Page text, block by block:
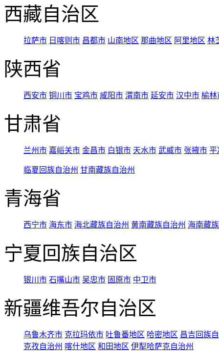
西藏自治区
拉萨市 日喀则市 昌都市 山南地区 那曲地区 阿里地区 林
陕西省
西安市 铜川市 宝鸡市 咸阳市 渭南市 延安市 汉中市 榆林
甘肃省
兰州市 嘉峪关市 金昌市 白银市 天水市 武威市 张掖市 平
临夏回族自治州 甘南藏族自治州
青海省
西宁市 海东市 海北藏族自治州 黄南藏族自治州 海南藏
宁夏回族自治区
银川市 石嘴山市 吴忠市 固原市 中卫市
新疆维吾尔自治区
乌鲁木齐市 克拉玛依市 吐鲁番地区 哈密地区 昌吉回族
克孜自治州 喀什地区 和田地区 伊犁哈萨克自治州